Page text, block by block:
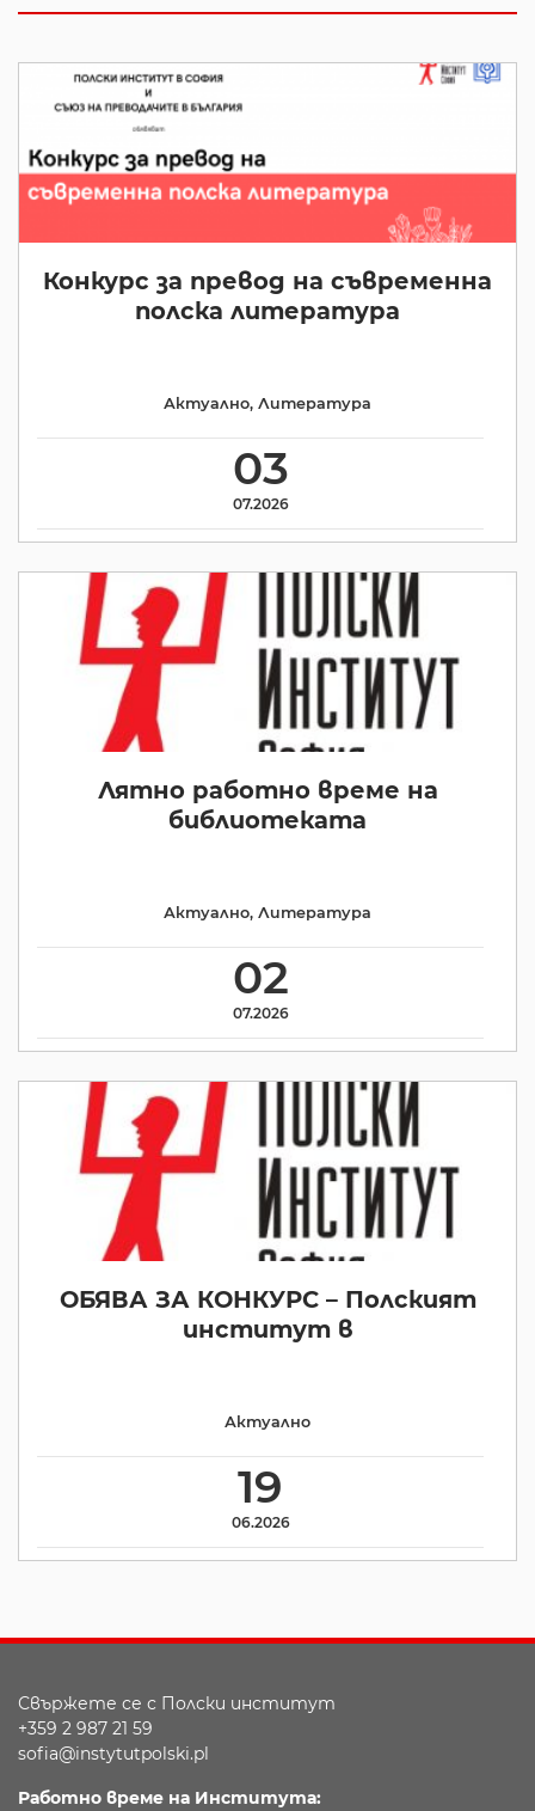
Конкурс за превод на съвременна
полска литература
03
07.2026
Актуално, Литература
Лятно работно време на
библиотеката
02
07.2026
Актуално, Литература
ОБЯВА ЗА КОНКУРС – Полският
институт в
19
06.2026
Актуално
Свържете се с Полски институт
+359 2 987 21 59
sofia@instytutpolski.pl
Работно време на Института: